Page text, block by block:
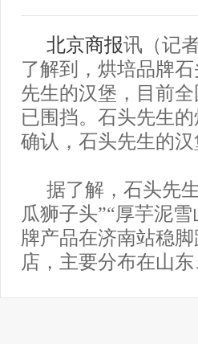
北京商报讯（记
了解到，烘培品牌
先生的汉堡，目前
已围挡。石头先生
确认，石头先生的
据了解，石头先
瓜狮子头”“厚芋泥
牌产品在济南站稳
店，主要分布在山